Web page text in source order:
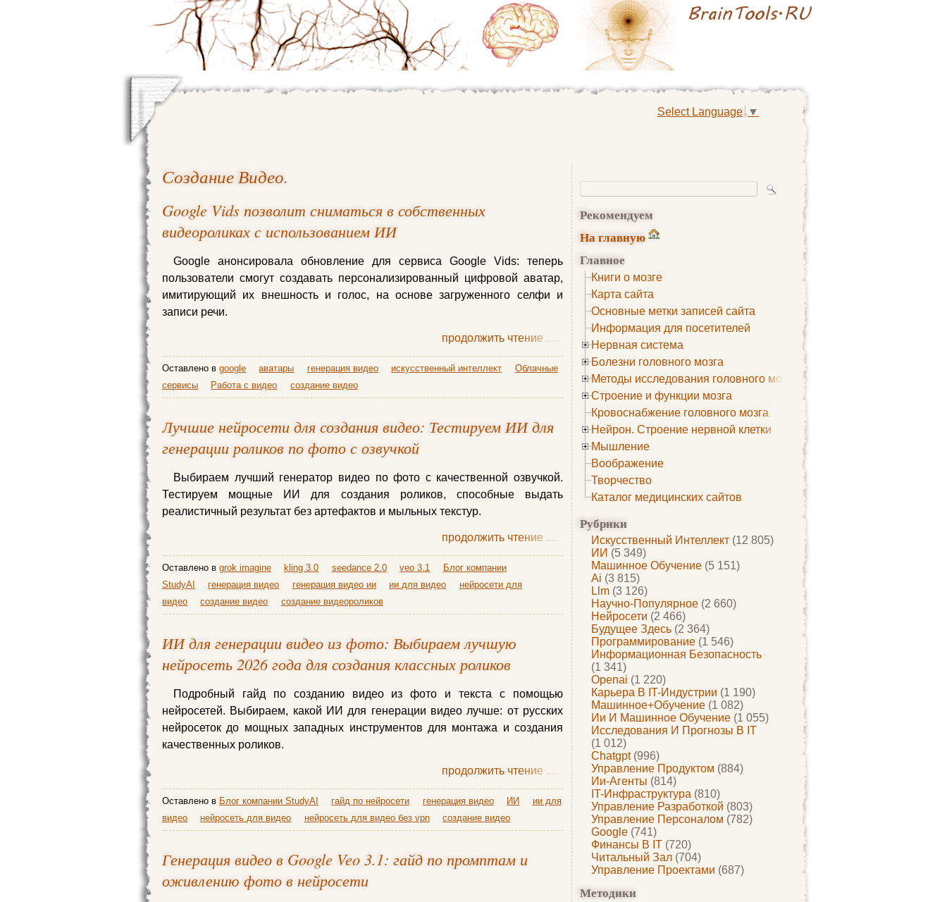
Select Language ▼
Рекомендуем
На главную
Главное
Книги о мозге
Карта сайта
Основные метки записей сайта
Информация для посетителей
Нервная система
Болезни головного мозга
Методы исследования головного мозга
Строение и функции мозга
Кровоснабжение головного мозга
Нейрон. Строение нервной клетки
Мышление
Воображение
Творчество
Каталог медицинских сайтов
Рубрики
Искусственный Интеллект (12 805)
ИИ (5 349)
Машинное Обучение (5 151)
Ai (3 815)
Llm (3 126)
Научно-Популярное (2 660)
Нейросети (2 466)
Будущее Здесь (2 364)
Программирование (1 546)
Информационная Безопасность
(1 341)
Openai (1 220)
Карьера В IT-Индустрии (1 190)
Машинное+обучение (1 082)
Ии И Машинное Обучение (1 055)
Исследования И Прогнозы В IT
(1 012)
Chatgpt(996)
Управление Продуктом (884)
Ии-Агенты (814)
IT-Инфраструктура (810)
Управление Разработкой (803)
Управление Персоналом (782)
Google (741)
Финансы В IT (720)
Читальный Зал (704)
Управление Проектами (687)
Методики
Создание Видео.
Google Vids позволит сниматься в собственных
видеороликах с использованием ИИ
Google анонсировала обновление для сервиса Google Vids: теперь
пользователи смогут создавать персонализированный цифровой аватар,
имитирующий их внешность и голос, на основе загруженного селфи и
записи речи.
продолжить чтение ......
Оставлено в google аватары генерация видео искусственный интеллект
Облачные
сервисы
Работа с видео создание видео
Лучшие нейросети для создания видео: Тестируем ИИ для
генерации роликов по фото с озвучкой
Выбираем лучший генератор видео по фото с качественной озвучкой.
Тестируем мощные ИИ для создания роликов, способные выдать
реалистичный результат без артефактов и мыльных текстур.
продолжить чтение ......
Оставлено в grok imagine kling 3.0 seedance 2.0 veo 3.1
Блог компании
StudyAI
генерация видео генерация видео ии ии для видео
нейросети для
видео
создание видео создание видеороликов
ИИ для генерации видео из фото: Выбираем лучшую
нейросеть 2026 года для создания классных роликов
Подробный гайд по созданию видео из фото и текста с помощью
нейросетей. Выбираем, какой ИИ для генерации видео лучше: от русских
нейросеток до мощных западных инструментов для монтажа и создания
качественных роликов.
продолжить чтение ......
Оставлено в Блог компании StudyAI гайд по нейросети генерация видео ИИ
ии для
видео
нейросеть для видео нейросеть для видео без vpn создание видео
Генерация видео в Google Veo 3.1: гайд по промптам и
оживлению фото в нейросети